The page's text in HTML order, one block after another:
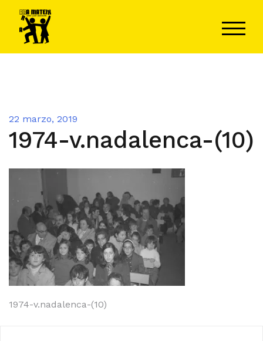
contenido
22 marzo, 2019
1974-v.nadalenca-(10)
Navegación
1974-v.nadalenca-(10)